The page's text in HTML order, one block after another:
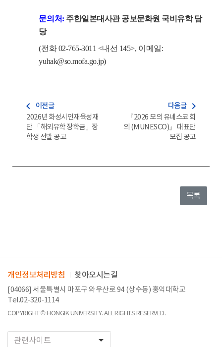
문의처: 주한일본대사관 공보문화원 국비유학 담
당
(전화 02-765-3011 <내선 145>, 이메일:
yuhak@so.mofa.go.jp)
navigate_before
이전글
2026년 화성시인재육성재
단 「해외유학 장학금」장
학생 선발 공고
다음글 navigate_next
『2026 모의 유네스코 회
의 (MUNESCO)』 대표단
모집 공고
목록
개인정보처리방침 찾아오시는길
[04066] 서울특별시 마포구 와우산로 94 (상수동) 홍익대학교
Tel.02-320-1114
COPYRIGHT © HONGIK UNIVERSITY. ALL RIGHTS RESERVED.
관련사이트 arrow_drop_down